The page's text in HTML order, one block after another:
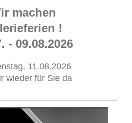
machen
!
- 09.08.2026
11.08.2026
wieder für Sie da